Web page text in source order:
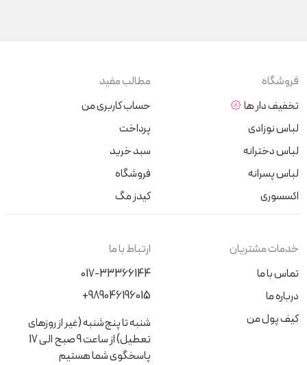
فروشگاه
تخفیف دار ها
لباس نوزادی
لباس دخترانه
لباس پسرانه
اکسسوری
مطالب مفید
حساب کاربری من
پرداخت
سبد خرید
فروشگاه
کیدز مگ
خدمات مشتریان
تماس با ما
درباره ما
کیف پول من
ارتباط با ما
017-33366144
+989046196015
شنبه تا پنج‌شنبه (غیر از روزهای
تعطیل) از ساعت 9 صبح الی 17
پاسخگوی شما هستیم